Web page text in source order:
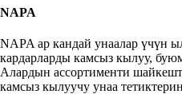
NAPA
NAPA ар кандай унаалар үчүн
кардарларды камсыз кылуу,
Алардын ассортименти
камсыз кылуучу унаа